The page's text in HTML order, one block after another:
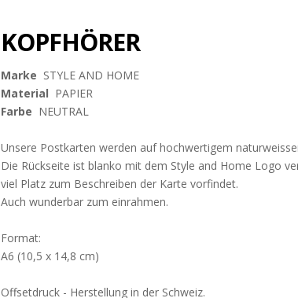
KOPFHÖRER
Marke STYLE AND HOME
Material PAPIER
Farbe NEUTRAL
Unsere Postkarten werden auf hochwertigem
Die Rückseite ist blanko mit dem Style and Home Logo
viel Platz zum Beschreiben der Karte vorfindet.
Auch wunderbar zum einrahmen.
Format:
A6 (10,5 x 14,8 cm)
Offsetdruck - Herstellung in der Schweiz.